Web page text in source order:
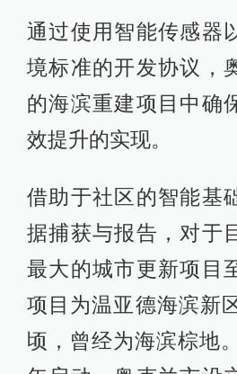
通过使用智能传感器
境标准的开发协议，
的海滨重建项目中确
效提升的实现。
借助于社区的智能基
据捕获与报告，对于
最大的城市更新项目
项目为温亚德海滨新
顷，曾经为海滨棕地